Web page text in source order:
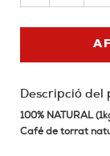
Descripció del
100% NATURAL
Café de torrat